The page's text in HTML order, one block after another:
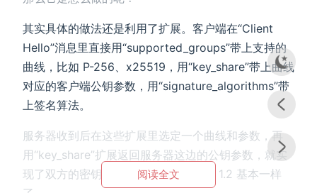
其实具体的做法还是利用了扩展。客户端在“Client
Hello”消息里直接用“supported_groups”带上支持的
曲线，比如 P-256、x25519，用“key_share”带上曲线
对应的客户端公钥参数，用“signature_algorithms”带
上签名算法。
服务器收到后在这些扩展里选定一个曲线和参数，再
用“key_share”扩展返回服务器这边的公钥参数，就实
现了双方的密钥交换，后面的流程就和 1.2 基本一样
阅读全文